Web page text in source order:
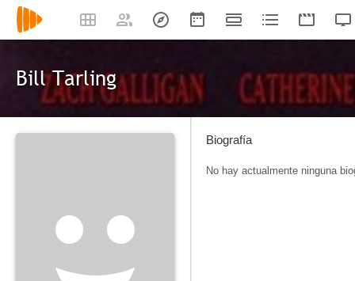
Bill Tarling
Biografía
No hay actualmente ninguna